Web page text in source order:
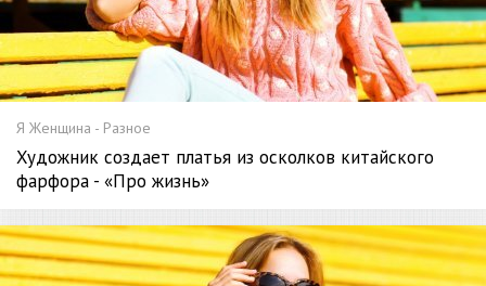
Я Женщина - Разное
Художник создает платья из осколков китайского
фарфора - «Про жизнь»